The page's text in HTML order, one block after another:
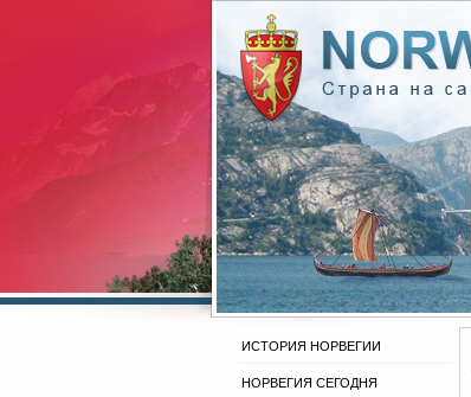
ИСТОРИЯ НОРВЕГИИ
НОРВЕГИЯ СЕГОДНЯ